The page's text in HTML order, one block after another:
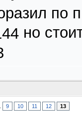
по
но
9 10 11 12 13